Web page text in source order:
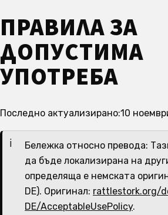
ПРАВИЛА ЗА
ДОПУСТИМА
УПОТРЕБА
Последно актуализирано:10
Бележка относно превода:
да бъде локализирана на
определяща е немската
DE). Оригинал: rattlestork.org/
DE/AcceptableUsePolicy.